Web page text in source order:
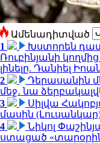
Ամենադիտված
1
Խստորեն
Ռուբինյանի
լինելը. Դանիել
2
Դերասանին
մեջ․ նա
3
Սիլվա
մասին
4
Նիկոլ
ստացած